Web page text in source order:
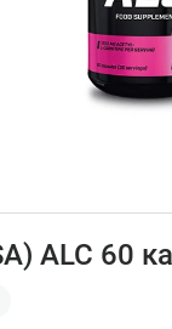
ALC 60